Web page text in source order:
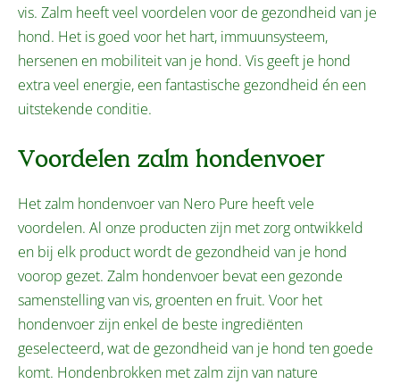
vis. Zalm heeft veel voordelen voor de gezondheid van je
hond. Het is goed voor het hart, immuunsysteem,
hersenen en mobiliteit van je hond. Vis geeft je hond
extra veel energie, een fantastische gezondheid én een
uitstekende conditie.
Voordelen zalm hondenvoer
Het zalm hondenvoer van Nero Pure heeft vele
voordelen. Al onze producten zijn met zorg ontwikkeld
en bij elk product wordt de gezondheid van je hond
voorop gezet. Zalm hondenvoer bevat een gezonde
samenstelling van vis, groenten en fruit. Voor het
hondenvoer zijn enkel de beste ingrediënten
geselecteerd, wat de gezondheid van je hond ten goede
komt. Hondenbrokken met zalm zijn van nature